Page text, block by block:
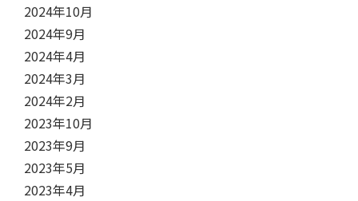
2024年10月
2024年9月
2024年4月
2024年3月
2024年2月
2023年10月
2023年9月
2023年5月
2023年4月